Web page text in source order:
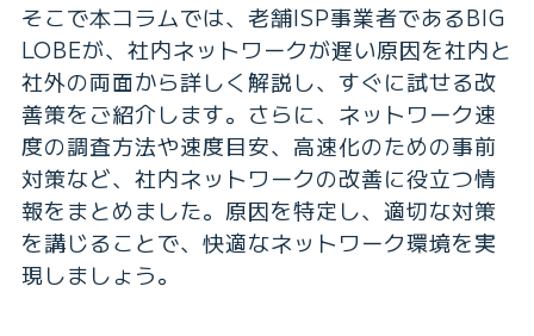
そこで本コラムでは、老舗ISP事業者であるBIG
LOBEが、社内ネットワークが遅い原因を社内と
社外の両面から詳しく解説し、すぐに試せる改
善策をご紹介します。さらに、ネットワーク速
度の調査方法や速度目安、高速化のための事前
対策など、社内ネットワークの改善に役立つ情
報をまとめました。原因を特定し、適切な対策
を講じることで、快適なネットワーク環境を実
現しましょう。